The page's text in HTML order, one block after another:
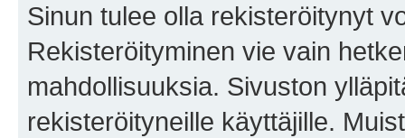
Sinun tulee olla rekisteröitynyt
Rekisteröityminen vie vain
mahdollisuuksia. Sivuston
rekisteröityneille käyttäjille.